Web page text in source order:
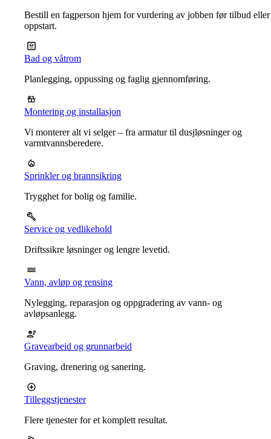
Bestill en fagperson hjem for vurdering av jobben før tilbud eller
oppstart.
Bad og våtrom
Planlegging, oppussing og faglig gjennomføring.
Montering og installasjon
Vi monterer alt vi selger – fra armatur til dusjløsninger og
varmtvannsberedere.
Sprinkler og brannsikring
Trygghet for bolig og familie.
Service og vedlikehold
Driftssikre løsninger og lengre levetid.
Vann, avløp og rensing
Nylegging, reparasjon og oppgradering av vann- og
avløpsanlegg.
Gravearbeid og grunnarbeid
Graving, drenering og sanering.
Tilleggstjenester
Flere tjenester for et komplett resultat.